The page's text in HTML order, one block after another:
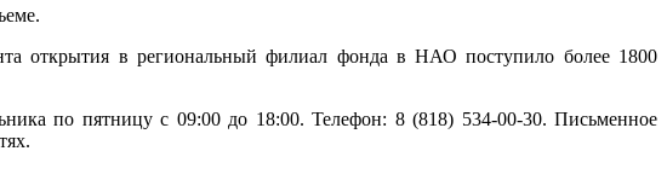
открытия в региональный филиал фонда в НАО поступило более 1800
по пятницу с 09:00 до 18:00. Телефон: 8 (818) 534-00-30. Письменное